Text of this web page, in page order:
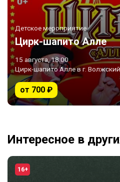
Детское мероприятие
Цирк-шапито Алле
15 августа, 18:00
Цирк-шапито Алле в г. Волжский
от 700 ₽
Интересное в
16+